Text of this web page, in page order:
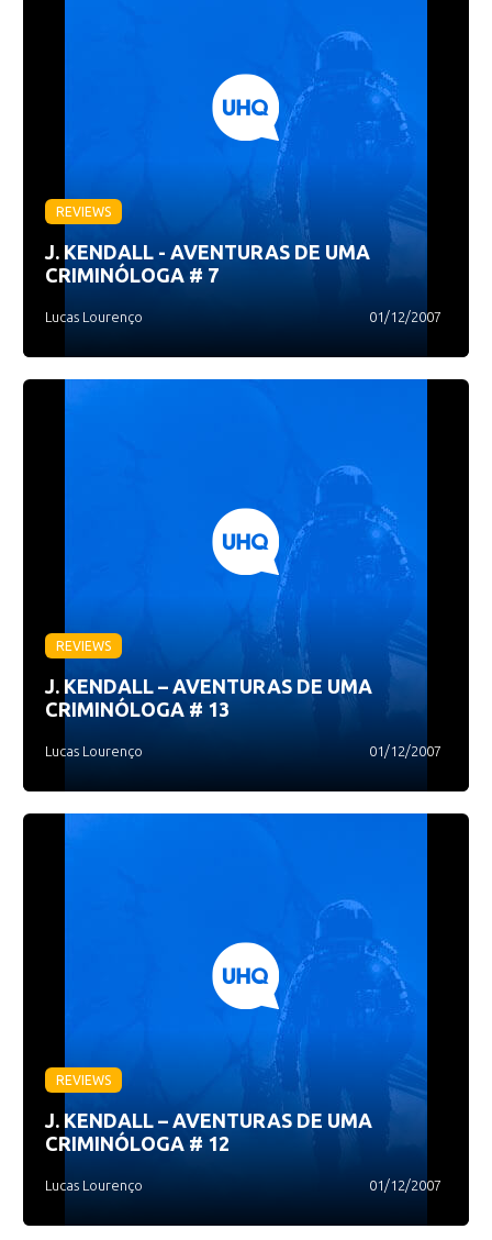
REVIEWS
J. KENDALL - AVENTURAS DE UMA
CRIMINÓLOGA # 7
Lucas Lourenço 01/12/2007
REVIEWS
J. KENDALL – AVENTURAS DE UMA
CRIMINÓLOGA # 13
Lucas Lourenço 01/12/2007
REVIEWS
J. KENDALL – AVENTURAS DE UMA
CRIMINÓLOGA # 12
Lucas Lourenço 01/12/2007